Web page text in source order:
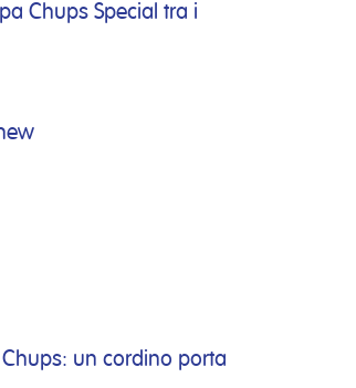
Chups Special tra i
un cordino porta